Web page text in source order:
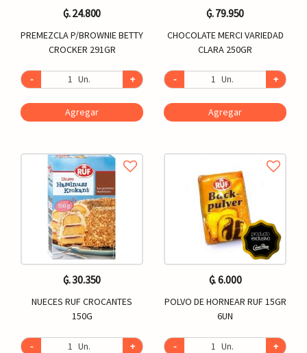
₲. 24.800
PREMEZCLA P/BROWNIE BETTY
CROCKER 291GR
- Un. +
Agregar
₲. 30.350
NUECES RUF CROCANTES
150G
- Un. +
₲. 79.950
CHOCOLATE MERCI VARIEDAD
CLARA 250GR
- Un. +
Agregar
₲. 6.000
POLVO DE HORNEAR RUF 15GR
6UN
- Un. +